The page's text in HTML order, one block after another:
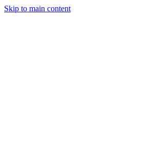
Skip to main content